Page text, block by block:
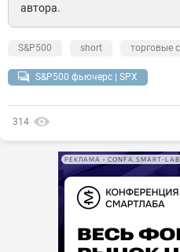
автора.
S&P500 short торговые
S&P500 фьючерс | SPX
314
РЕКЛАМА • CONFA.SMART-